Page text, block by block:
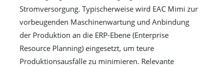
Stromversorgung. Typischerweise wird EAC Mimi zur
vorbeugenden Maschinenwartung und Anbindung
der Produktion an die ERP-Ebene (Enterprise
Resource Planning) eingesetzt, um teure
Produktionsausfälle zu minimieren. Relevante